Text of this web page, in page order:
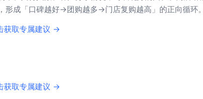
形成「口碑越好→团购越多→门店复购越高」的正向循环
获取专属建议 →
获取专属建议 →